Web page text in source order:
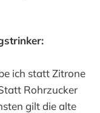
ich statt Zitrone
Rohrzucker
gilt die alte